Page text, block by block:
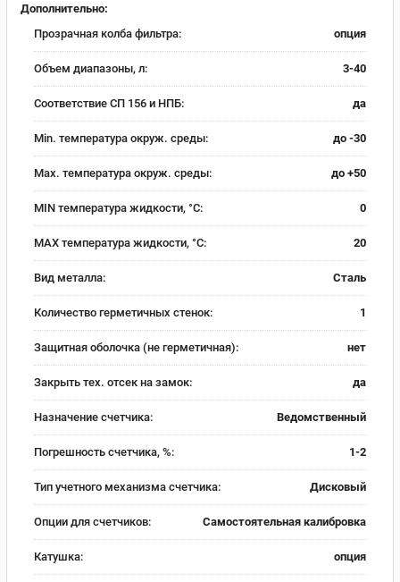
Дополнительно:
Прозрачная колба фильтра:
опция
Объем диапазоны, л: 3-40
Соответствие СП 156 и НПБ: да
Min. температура окруж. среды: до -30
Max. температура окруж. среды: до +50
MIN температура жидкости, °C: 0
MAX температура жидкости, °C: 20
Вид металла: Сталь
Количество герметичных стенок: 1
Защитная оболочка (не герметичная): нет
Закрыть тех. отсек на замок: да
Назначение счетчика: Ведомственный
Погрешность счетчика, %: 1-2
Тип учетного механизма счетчика: Дисковый
Опции для счетчиков: Самостоятельная калибровка
Катушка: опция